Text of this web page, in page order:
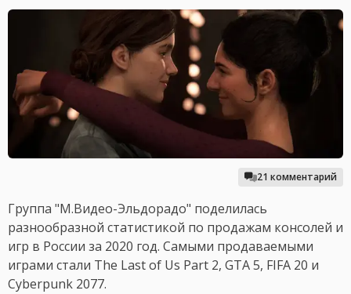
21 комментарий
Группа "М.Видео-Эльдорадо" поделилась
разнообразной статистикой по продажам консолей и
игр в России за 2020 год. Самыми продаваемыми
играми стали The Last of Us Part 2, GTA 5, FIFA 20 и
Cyberpunk 2077.